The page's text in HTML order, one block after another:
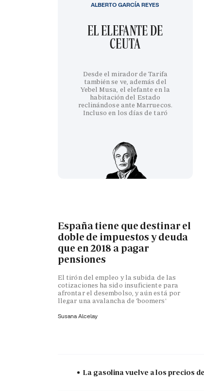
EL ELEFANTE DE
CEUTA
Desde el mirador de Tarifa
también se ve, además del
Yebel Musa, el elefante en la
habitación del Estado
reclinándose ante Marruecos.
Incluso en los días de taró
ALBERTO GARCÍA REYES
España tiene que destinar el
doble de impuestos y deuda
que en 2018 a pagar
pensiones
El tirón del empleo y la subida de las
cotizaciones ha sido insuficiente para
afrontar el desembolso, y aún está por
llegar una avalancha de 'boomers'
Susana Alcelay
La gasolina vuelve a los precios